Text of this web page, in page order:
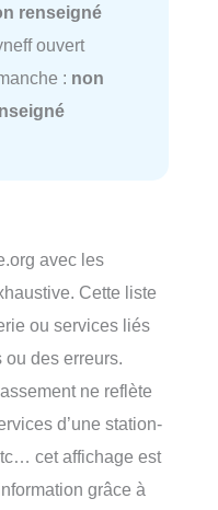
renseigné
ouvert
: non
avec les
Cette liste
ou services liés
ou des erreurs.
ne reflète
d’une station-
cet affichage est
grâce à